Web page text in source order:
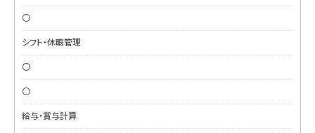
〇
シフト・休暇管理
〇
〇
給与・賞与計算